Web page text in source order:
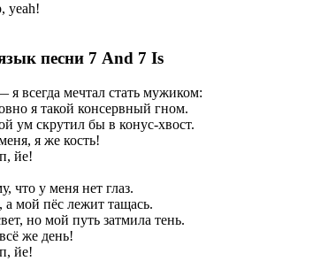
yeah!
песни 7 And 7 Is
всегда мечтал стать мужиком:
я такой консервный гном.
ум скрутил бы в конус-хвост.
я же кость!
йе!
что у меня нет глаз.
мой пёс лежит тащась.
но мой путь затмила тень.
же день!
йе!